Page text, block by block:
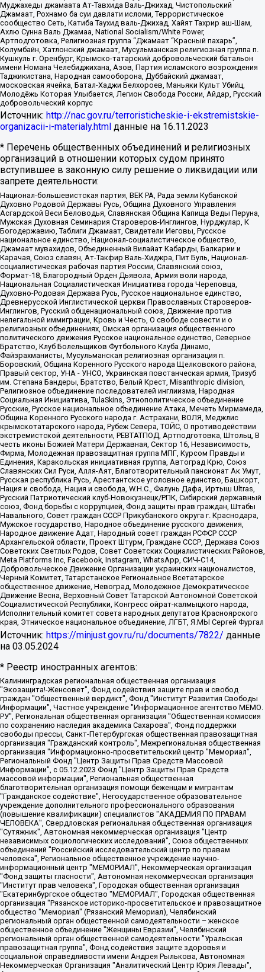
Муджахеды джамаата Ат-Тавхида Валь-Джихад, Чистопольский
Джамаат, Рохнамо ба суи давлати исломи, Террористическое
сообщество Сеть, Катиба Таухид валь-Джихад, Хайят Тахрир аш-Шам,
Ахлю Сунна Валь Джамаа, National Socialism/White Power,
Артподготовка, Религиозная группа “Джамаат “Красный пахарь”,
Колумбайн, Хатлонский джамаат, Мусульманская религиозная группа п.
Кушкуль г. Оренбург, Крымско-татарский добровольческий батальон
имени Номана Челебиджихана, Азов, Партия исламского возрождения
Таджикистана, Народная самооборона, Дуббайский джамаат,
московская ячейка, Батал-Хаджи Белхороев, Маньяки Культ Убийц,
Молодёжь Которая Улыбается, Легион Свобода России, Айдар, Русский
добровольческий корпус
Источник: http://nac.gov.ru/terroristicheskie-i-ekstremistskie-
organizacii-i-materialy.html данные на 16.11.2023
* Перечень общественных объединений и религиозных
организаций в отношении которых судом принято
вступившее в законную силу решение о ликвидации или
запрете деятельности:
Национал-большевистская партия, ВЕК РА, Рада земли Кубанской
Духовно Родовой Державы Русь, Община Духовного Управления
Асгардской Веси Беловодья, Славянская Община Капища Веды Перуна,
Мужская Духовная Семинария Староверов-Инглингов, Нурджулар, К
Богодержавию, Таблиги Джамаат, Свидетели Иеговы, Русское
национальное единство, Национал-социалистическое общество,
Джамаат мувахидов, Объединенный Вилайат Кабарды, Балкарии и
Карачая, Союз славян, Ат-Такфир Валь-Хиджра, Пит Буль, Национал-
социалистическая рабочая партия России, Славянский союз,
Формат-18, Благородный Орден Дьявола, Армия воли народа,
Национальная Социалистическая Инициатива города Череповца,
Духовно-Родовая Держава Русь, Русское национальное единство,
Древнерусской Инглистической церкви Православных Староверов-
Инглингов, Русский общенациональный союз, Движение против
нелегальной иммиграции, Кровь и Честь, О свободе совести и о
религиозных объединениях, Омская организация общественного
политического движения Русское национальное единство, Северное
Братство, Клуб Болельщиков Футбольного Клуба Динамо,
Файзрахманисты, Мусульманская религиозная организация п.
Боровский, Община Коренного Русского народа Щелковского района,
Правый сектор, УНА - УНСО, Украинская повстанческая армия, Тризуб
им. Степана Бандеры, Братство, Белый Крест, Misanthropic division,
Религиозное объединение последователей инглиизма, Народная
Социальная Инициатива, TulaSkins, Этнополитическое объединение
Русские, Русское национальное объединение Атака, Мечеть Мирмамеда,
Община Коренного Русского народа г. Астрахани, ВОЛЯ, Меджлис
крымскотатарского народа, Рубеж Севера, ТОЙС, О противодействии
экстремистской деятельности, РЕВТАТПОД, Артподготовка, Штольц, В
честь иконы Божией Матери Державная, Сектор 16, Независимость,
Фирма, Молодежная правозащитная группа МПГ, Курсом Правды и
Единения, Каракольская инициативная группа, Автоград Крю, Союз
Славянских Сил Руси, Алля-Аят, Благотворительный пансионат Ак Умут,
Русская республика Русь, Арестантское уголовное единство, Башкорт,
Нация и свобода, Нация и свобода, W.H.С., Фалунь Дафа, Иртыш Ultras,
Русский Патриотический клуб-Новокузнецк/РПК, Сибирский державный
союз, Фонд борьбы с коррупцией, Фонд защиты прав граждан, Штабы
Навального, Совет граждан СССР Прикубанского округа г. Краснодара,
Мужское государство, Народное объединение русского движения,
Народное движение Адат, Народный совет граждан РСФСР СССР
Архангельской области, Проект Штурм, Граждане СССР, Держава Союз
Советских Светлых Родов, Совет Советских Социалистических Районов,
Meta Platforms Inc, Facebook, Instagram, WhatsApp, СИЧ-С14,
Добровольческое Движение Организации украинских националистов,
Черный Комитет, Татарстанское Региональное Всетатарское
общественное движение, Невоград, Молодежное Демократическое
Движение Весна, Верховный Совет Татарской Автономной Советской
Социалистической Республики, Конгресс ойрат-калмыцкого народа,
Исполнительный комитет совета народных депутатов Красноярского
края, Этническое национальное объединение, ЛГБТ, Я.МЫ Сергей Фургал
Источник: https://minjust.gov.ru/ru/documents/7822/ данные
на 03.05.2024
* Реестр иностранных агентов:
Калининградская региональная общественная организация "Экозащита!-Женсовет", Фонд содействия защите прав и свобод граждан "Общественный вердикт", Фонд "Институт Развития Свободы Информации", Частное учреждение "Информационное агентство МЕМО. РУ", Региональная общественная организация "Общественная комиссия по сохранению наследия академика Сахарова", Фонд поддержки свободы прессы, Санкт-Петербургская общественная правозащитная организация "Гражданский контроль", Межрегиональная общественная организация "Информационно-просветительский центр "Мемориал", Региональный Фонд "Центр Защиты Прав Средств Массовой Информации", с 05.12.2023 Фонд "Центр Защиты Прав Средств массовой информации", Региональная общественная благотворительная организация помощи беженцам и мигрантам "Гражданское содействие", Негосударственное образовательное учреждение дополнительного профессионального образования (повышение квалификации) специалистов "АКАДЕМИЯ ПО ПРАВАМ ЧЕЛОВЕКА", Свердловская региональная общественная организация "Сутяжник", Автономная некоммерческая организация "Центр независимых социологических исследований", Союз общественных объединений "Российский исследовательский центр по правам человека", Региональное общественное учреждение научно-информационный центр "МЕМОРИАЛ", Некоммерческая организация "Фонд защиты гласности", Автономная некоммерческая организация "Институт прав человека", Городская общественная организация "Екатеринбургское общество "МЕМОРИАЛ", Городская общественная организация "Рязанское историко-просветительское и правозащитное общество "Мемориал" (Рязанский Мемориал), Челябинский региональный орган общественной самодеятельности – женское общественное объединение "Женщины Евразии", Челябинский региональный орган общественной самодеятельности "Уральская правозащитная группа", Фонд содействия защите здоровья и социальной справедливости имени Андрея Рылькова, Автономная Некоммерческая Организация "Аналитический Центр Юрия Левады", Автономная некоммерческая организация социальной поддержки населения "Проект Апрель", Региональная общественная организация помощи женщинам и детям, находящимся в кризисной ситуации "Информационно-методический центр "Анна", Фонд содействия развитию массовых коммуникаций и правовому просвещению "Так-так-Так", Фонд содействия устойчивому развитию "Серебряная тайга", Свердловский региональный общественный фонд социальных проектов "Новое время", "Idel.Реалии", Кавказ.Реалии, Крым.Реалии, Телеканал Настоящее Время, Татаро-башкирская служба Радио Свобода (Azatliq Radiosi), Радио Свободная Европа/Радио Свобода (PCE/PC), "Сибирь.Реалии", "Фактограф", Благотворительный фонд помощи осужденным и их семьям, Автономная некоммерческая организация "Институт глобализации и социальных движений", Фонд "В защиту прав заключенных", Частное учреждение "Центр поддержки и содействия развитию средств массовой информации", Пензенский региональный общественный благотворительный фонд "Гражданский союз", "Север.Реалии", Некоммерческая организация Фонд "Правовая инициатива", Общество с ограниченной ответственностью "Радио Свободная Европа/Радио Свобода", Чешское информационное агентство "MEDIUM-ORIENT", Красноярская региональная общественная организация "Мы против СПИДа", Камалягин Денис Николаевич, Маркелов Сергей Евгеньевич, Пономарев Лев Александрович, Савицкая Людмила Алексеевна, Автономная некоммерческая организация "Центр по работе с проблемой насилия "НАСИЛИЮ.НЕТ", Межрегиональный профессиональный союз работников здравоохранения "Альянс врачей", Юридическое лицо, зарегистрированное в Латвийской Республике, SIA "Medusa Project" (регистрационный номер 40103797863, дата регистрации 10.06.2014), Некоммерческая организация "Фонд по борьбе с коррупцией", Автономная некоммерческая организация "Институт права и публичной политики", Баданин Роман Сергеевич, Гликин Максим Александрович, Железнова Мария Михайловна, Лукьянова Юлия Сергеевна, Маетная Елизавета Витальевна, Маняхин Петр Борисович, Чуракова Ольга Владимировна, Ярош Юлия Петровна, Юридическое лицо "The Insider SIA", зарегистрированное в Риге, Латвийская Республика (дата регистрации 26.06.2015), являющееся администратором доменного имени интернет-издания "The Insider SIA", https://theins.ru, Постернак Алексей Евгеньевич, Рубин Михаил Аркадьевич, Анин Роман Александрович, Юридическое лицо Istories fonds, зарегистрированное в Латвийской Республике (регистрационный номер 50008295751, дата регистрации 24.02.2020), Великовский Дмитрий Александрович, Долинина Ирина Николаевна, Мароховская Алеся Алексеевна, Шлейнов Роман Юрьевич, Шмагун Олеся Валентиновна, Общество с ограниченной ответственностью "Альтаир 2021", Общество с ограниченной ответственностью "Вега 2021", Общество с ограниченной ответственностью "Главный редактор 2021", Общество с ограниченной ответственностью "Ромашки монолит", Важенков Артем Валерьевич, Ивановская областная общественная организация "Центр гендерных исследований", Гурман Юрий Альбертович, Медиапроект "ОВД-Инфо", Егоров Владимир Владимирович, Жилинский Владимир Александрович, Общество с ограниченной ответственностью "ЗП", Иванова София Юрьевна, Карезина Инна Павловна, Кильтау Екатерина Викторовна, Петров Алексей Викторович, Пискунов Сергей Евгеньевич, Смирнов Сергей Сергеевич, Тихонов Михаил Сергеевич, Общество с ограниченной ответственностью "ЖУРНАЛИСТ-ИНОСТРАННЫЙ АГЕНТ", Арапова Галина Юрьевна, Вольтская Татьяна Анатольевна, Американская компания "Mason G.E.S. Anonymous Foundation" (США), являющаяся владельцем интернет-издания https://mnews.world/, Компания "Stichting Bellingcat", зарегистрированная в Нидерландах (дата регистрации 11.07.2018), Захаров Андрей Вячеславович, Клепиковская Екатерина Дмитриевна, Общество с ограниченной ответственностью "МЕМО", Перл Роман Александрович, Симонов Евгений Алексеевич, Соловьева Елена Анатольевна, Сотников Даниил Владимирович, Сурначева Елизавета Дмитриевна, Автономная некоммерческая организация по защите прав человека и информированию населения "Якутия – Наше Мнение", Общество с ограниченной ответственностью "Москоу диджитал медиа", с 26.01.2023 Общество с ограниченной ответственностью "Чайка Белые сады", Ветошкина Валерия Валерьевна, Заговора Максим Александрович, Межрегиональное общественное движение "Российская ЛГБТ - сеть", Оленичев Максим Владимирович, Павлов Иван Юрьевич, Скворцова Елена Сергеевна, Общество с ограниченной ответственностью "Как бы инагент", Кочетков Игорь Викторович, Общество с ограниченной ответственностью "Честные выборы", Еланчик Олег Александрович, Общество с ограниченной ответственностью "Нобелевский призыв", Гималова Регина Эмилевна, Григорьев Андрей Валерьевич, Григорьева Алина Александровна, Ассоциация по содействию защите прав призывников, альтернативнослужащих и военнослужащих "Правозащитная группа "Гражданин.Армия.Право", Хисамова Регина Фаритовна, Автономная некоммерческая организация по реализации социально-правовых программ "Лилит", Дальневосточное общественное движение "Маяк", Санкт-Петербургская ЛГБТ-инициативная группа "Выход", Инициативная группа ЛГБТ+ "Реверс", Алексеев Андрей Викторович, Бекбулатова Таисия Львовна, Беляев Иван Михайлович, Владыкина Елена Сергеевна, Гельман Марат Александрович, Никульшина Вероника Юрьевна, Толоконникова Надежда Андреевна, Шендерович Виктор Анатольевич, Общество с ограниченной ответственностью "Данное сообщение", Общество с ограниченной ответственностью Издательский дом "Новая глава", Айнбиндер Александра Александровна, Московский комьюнити-центр для ЛГБТ+инициатив, Благотворительный фонд развития филантропии, Deutsche Welle (Германия, Kurt-Schumacher-Strasse 3, 53113 Bonn), Борзунова Мария Михайловна, Воробьев Виктор Викторович, Голубева Анна Львовна, Константинова Алла Михайловна, Малкова Ирина Владимировна, Мурадов Мурад Абдулгалимович, Осетинская Елизавета Николаевна, Понасенков Евгений Николаевич, Ганапольский Матвей Юрьевич, Киселев Евгений Алексеевич, Борухович Ирина Григорьевна, Дремин Иван Тимофеевич, Дубровский Дмитрий Викторович, Красноярская региональная общественная организация поддержки и развития альтернативных образовательных технологий и межкультурных коммуникаций "ИНТЕРРА", Маяковская Екатерина Алексеевна, Фейгин Марк Захарович, Филимонов Андрей Викторович, Дзугкоева Регина Николаевна, Доброхотов Роман Александрович, Дудь Юрий Александрович, Елкин Сергей Владимирович, Кругликов Кирилл Игоревич, Сабунаева Мария Леонидовна, Семенов Алексей Владимирович, Шаинян Карен Багратович, Шульман Екатерина Михайловна, Асафьев Артур Валерьевич, Вахштайн Виктор Семенович, Венедиктов Алексей Алексеевич, Лушникова Екатерина Евгеньевна, Волков Леонид Михайлович, Невзоров Александр Глебович, Пархоменко Сергей Борисович, Сироткин Ярослав Николаевич, Кара-Мурза Владимир Владимирович, Баранова Наталья Владимировна, Гозман Леонид Яковлевич, Кагарлицкий Борис Юльевич, Климарев Михаил Валерьевич, Милов Владимир Станиславович, Автономная некоммерческая организация Краснодарский центр современного искусства "Типография", Моргенштерн Алишер Тагирович, Соболь Любовь Эдуардовна, Общество с ограниченной ответственностью "ЛИЗА НОРМ", Каспаров Гарри Кимович, Ходорковский Михаил Борисович, Общество с ограниченной ответственностью "Апрельские тезисы", Данилович Ирина Брониславовна, Кашин Олег Владимирович, Петров Николай Владимирович, Пивоваров Алексей Владимирович, Соколов Михаил Владимирович, Цветкова Юлия Владимировна, Чичваркин Евгений Александрович, Комитет против пыток/Команда против пыток, Общество с ограниченной ответственностью "Первый научный", Общество с ограниченной ответственностью "Вертолет и ко", Белоцерковская Вероника Борисовна, Кац Максим Евгеньевич, Лазарева Татьяна Юрьевна, Шаведдинов Руслан Табризович, Яшин Илья Валерьевич, Общество с ограниченной ответственностью "Иноагент ААВ", Алешковский Дмитрий Петрович, Альбац Евгения Марковна, Быков Дмитрий Львович, Галямина Юлия Евгеньевна, Лойко Сергей Леонидович, Мартынов Кирилл Константинович, Медведев Сергей Александрович, Крашенинников Федор Геннадиевич, Гордеева Катерина Вл